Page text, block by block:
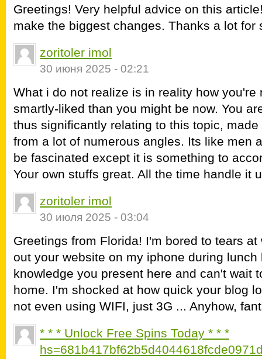
Greetings! Very helpful advice on this
make the biggest changes. Thanks a lot for
zoritoler imol
30 июня 2025 - 02:21
What i do not realize is in reality how you're
smartly-liked than you might be now. You
thus significantly relating to this topic,
from a lot of numerous angles. Its like men
be fascinated except it is something to
Your own stuffs great. All the time handle it
zoritoler imol
30 июля 2025 - 03:04
Greetings from Florida! I'm bored to tears
out your website on my iphone during
knowledge you present here and can't wait
home. I'm shocked at how quick your blog
not even using WIFI, just 3G ... Anyhow,
* * * Unlock Free Spins Today * * *